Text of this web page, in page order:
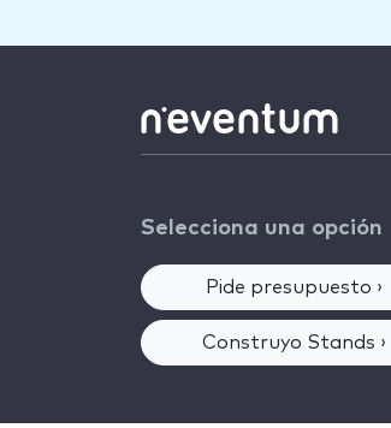
Selecciona una opción
Pide presupuesto ›
Construyo Stands ›